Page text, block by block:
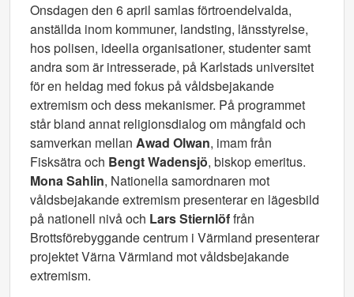
Onsdagen den 6 april samlas förtroendelvalda,
anställda inom kommuner, landsting, länsstyrelse,
hos polisen, ideella organisationer, studenter samt
andra som är intresserade, på Karlstads universitet
för en heldag med fokus på våldsbejakande
extremism och dess mekanismer. På programmet
står bland annat religionsdialog om mångfald och
samverkan mellan Awad Olwan, imam från
Fisksätra och Bengt Wadensjö, biskop emeritus.
Mona Sahlin, Nationella samordnaren mot
våldsbejakande extremism presenterar en lägesbild
på nationell nivå och Lars Stiernlöffrån
Brottsförebyggande centrum i Värmland presenterar
projektet Värna Värmland mot våldsbejakande
extremism.